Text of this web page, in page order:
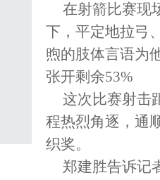
在射箭比赛现
下，平定地拉弓
煦的肢体言语为
张开剩余53%
这次比赛射击
程热烈角逐，通
织奖。
郑建胜告诉记